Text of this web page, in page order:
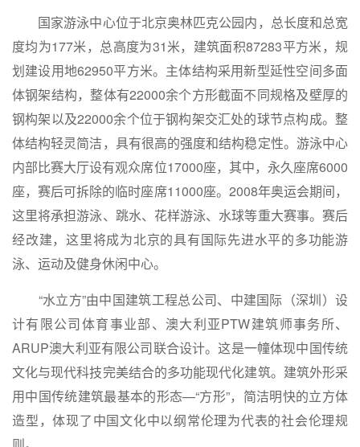
国家游泳中心位于北京奥林匹克公园内，总长度和总宽
度均为177米，总高度为31米，建筑面积87283平方米，规
划建设用地62950平方米。主体结构采用新型延性空间多面
体钢架结构，整体有22000余个方形截面不同规格及壁厚的
钢构架以及22000余个位于钢构架交汇处的球节点构成。整
体结构轻灵简洁，具有很高的强度和结构稳定性。游泳中心
内部比赛大厅设有观众席位17000座，其中，永久座席6000
座，赛后可拆除的临时座席11000座。2008年奥运会期间，
这里将承担游泳、跳水、花样游泳、水球等重大赛事。赛后
经改建，这里将成为北京的具有国际先进水平的多功能游
泳、运动及健身休闲中心。
“水立方”由中国建筑工程总公司、中建国际（深圳）设
计有限公司体育事业部、澳大利亚PTW建筑师事务所、
ARUP澳大利亚有限公司联合设计。这是一幢体现中国传统
文化与现代科技完美结合的多功能现代化建筑。建筑外形采
用中国传统建筑最基本的形态—“方形”，简洁明快的立方体
造型，体现了中国文化中以纲常伦理为代表的社会伦理规